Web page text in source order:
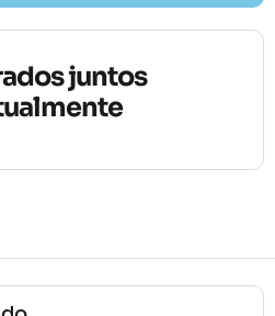
juntos